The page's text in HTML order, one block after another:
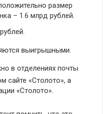
размер
– 1.6 млрд рублей.
выигрышными.
в отделениях почты
сайте «Столото», а
«Столото».